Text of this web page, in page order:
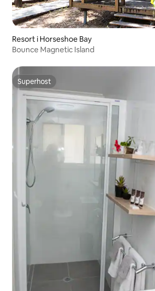
Resort i Horseshoe Bay
Bounce Magnetic Island
Superhost
Superhost